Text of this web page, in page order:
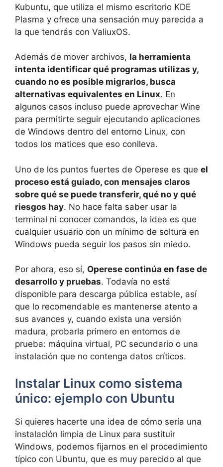
Kubuntu, que utiliza el mismo escritorio KDE
Plasma y ofrece una sensación muy parecida a
la que tendrás con ValiuxOS.
Además de mover archivos, la herramienta
intenta identificar qué programas utilizas y,
cuando no es posible migrarlos, busca
alternativas equivalentes en Linux. En
algunos casos incluso puede aprovechar Wine
para permitirte seguir ejecutando aplicaciones
de Windows dentro del entorno Linux, con
todos los matices que eso conlleva.
Uno de los puntos fuertes de Operese es que el
proceso está guiado, con mensajes claros
sobre qué se puede transferir, qué no y qué
riesgos hay. No hace falta saber usar la
terminal ni conocer comandos, la idea es que
cualquier usuario con un mínimo de soltura en
Windows pueda seguir los pasos sin miedo.
Por ahora, eso sí, Operese continúa en fase de
desarrollo y pruebas. Todavía no está
disponible para descarga pública estable, así
que lo recomendable es mantenerse atento a
sus avances y, cuando exista una versión
madura, probarla primero en entornos de
prueba: máquina virtual, PC secundario o una
instalación que no contenga datos críticos.
Instalar Linux como sistema
único: ejemplo con Ubuntu
Si quieres hacerte una idea de cómo sería una
instalación limpia de Linux para sustituir
Windows, podemos fijarnos en el procedimiento
típico con Ubuntu, que es muy parecido al que